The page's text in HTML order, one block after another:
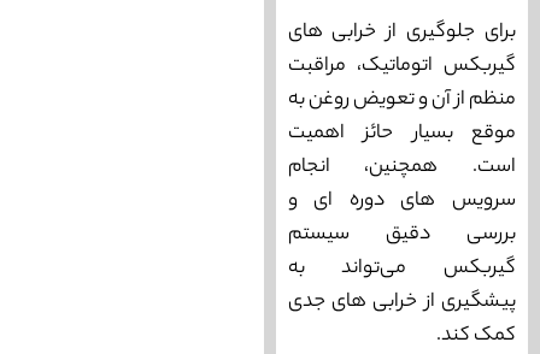
برای جلوگیری از خرابی های
گیربکس اتوماتیک، مراقبت
منظم از آن و تعویض روغن به
موقع بسیار حائز اهمیت
است. همچنین، انجام
سرویس‌ های دوره‌ ای و
بررسی دقیق سیستم
گیربکس می‌‌تواند به
پیشگیری از خرابی های جدی
کمک کند.